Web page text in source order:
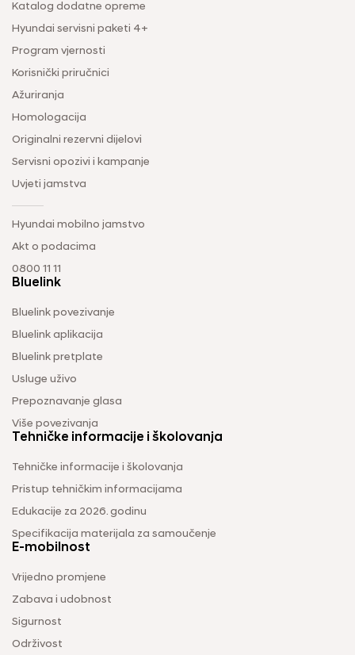
Katalog dodatne opreme
Hyundai servisni paketi 4+
Program vjernosti
Korisnički priručnici
Ažuriranja
Homologacija
Originalni rezervni dijelovi
Servisni opozivi i kampanje
Uvjeti jamstva
Hyundai mobilno jamstvo
Akt o podacima
0800 11 11
Bluelink
Bluelink povezivanje
Bluelink aplikacija
Bluelink pretplate
Usluge uživo
Prepoznavanje glasa
Više povezivanja
Tehničke informacije i školovanja
Tehničke informacije i školovanja
Pristup tehničkim informacijama
Edukacije za 2026. godinu
Specifikacija materijala za samoučenje
E-mobilnost
Vrijedno promjene
Zabava i udobnost
Sigurnost
Održivost